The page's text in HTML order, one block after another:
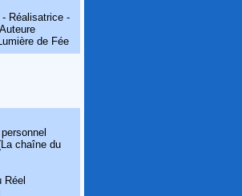
Réalisatrice -
de Fée
chaîne du
Réel